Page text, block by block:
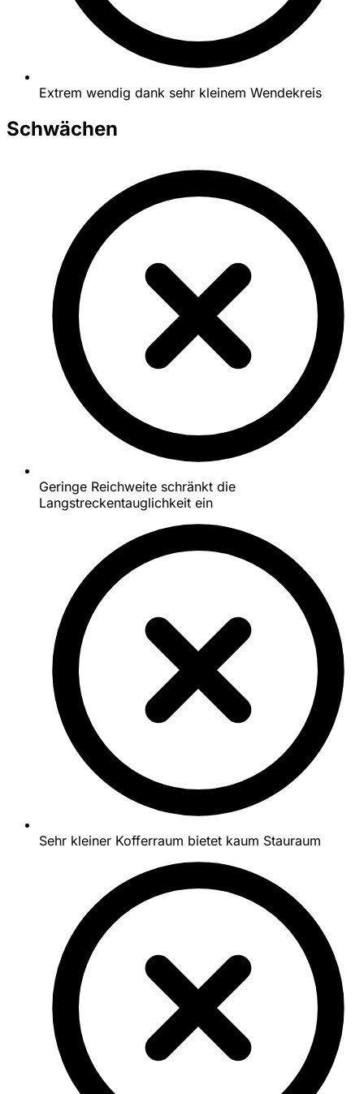
Extrem wendig dank sehr kleinem Wendekreis
Schwächen
Geringe Reichweite schränkt die
Langstreckentauglichkeit ein
Sehr kleiner Kofferraum bietet kaum Stauraum